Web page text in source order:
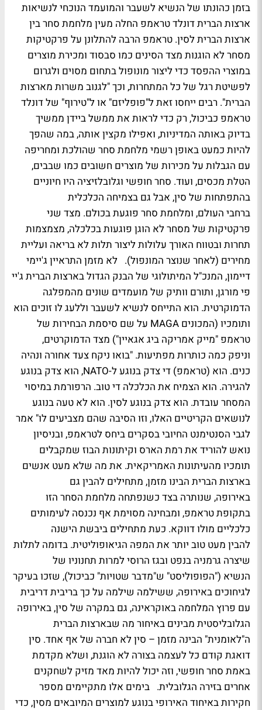
בזמן כהונתו של הנשיא לשעבר והמועמד הנוכחי לנשיאות
ארצות הברית דונלד טראמפ החלה מעין מלחמת סחר בין
ארצות הברית לסין. טראמפ הרבה להתלונן על פרקטיקות
מסחר לא הוגנות מצד הסינים כמו סבסוד ומכירת מוצרים
במוצרי ההפסד כדי ליצור מונופול בתחום מסוים ולגרום
לפשיטת רגל של כל המתחרות, וכך "לגנוב משרות מארצות
הברית". רבים ייחסו זאת ל"פופליזם" או ל"טירוף" של דונלד
טראמפ כביכול, רק כדי לראות את ממשל ביידן ממשיך
בדיוק באותה המדיניות, ואפילו מקצין אותה, במה שהפך
להיות כמעט באופן רשמי מלחמת סחר שהולכת ומחריפה
עם הגבלות על מכירות של מוצרים חשובים כמו שבבים,
הטלת מכסים, ועוד. סחר חופשי וגלובלזיציה היו חיוניים
בהתפתחות של סין, אבל גם בצמיחה הכלכלית
ברחבי העולם, ומלחמת סחר פוגעת בכולם. מצד שני
פרקטיקות של מסחר לא הוגן פוגעות בכלכלה, מצמצמות
תחרות ובטווח האורך עלולות ליצור תלות לא בריאה ועליית
מחירים (לאחר שנוצר המונפול). לא מזמן התראיין ג'יימי
דיימון, המנכ"ל המיתולוגי של הבנק הגדול בארצות הברית ג'יי
פי מורגן, ותורם וותיק של מועמדים שונים מהמפלגה
הדמוקרטית. הוא התייחס לנשיא לשעבר וללעג לו זוכים הוא
ותומכיו (המכונים MAGA על שם סיסמת הבחירות של
טראמפ "מייק אמריקה ביג אגאיין") מצד הדמוקרטים,
וניפק כמה כותרות מפתיעות. "בואו ניקח צעד אחורה ונהיה
כנים. הוא (טראמפ) די צדק בנוגע ל-NATO, הוא צדק בנוגע
להגירה. הוא הצמיח את הכלכלה די טוב. הרפורמת במיסוי
המסחר עובדת. הוא צדק בנוגע לסין. הוא לא טעה בנוגע
לנושאים הקריטיים האלו, וזו הסיבה שהם מצביעים לו" אמר
לגבי הסנטימנט החיובי בסקרים ביחס לטראמפ, ובניסיון
נואש להוריד את רמת הארס וקיתונות הבוז שמקבלים
תומכיו מהעיתונות האמריקאית. את מה שלא מעט אנשים
בארצות הברית הבינו מזמן, מתחילים להבין גם
באירופה, שנותרה בצד כשנפתחה מלחמת הסחר הזו
בתקופת טראמפ, ומבחינה מסוימת אף נכנסה לעימותים
כלכליים מולו דווקא. כעת מתחילים ביבשת הישנה
להבין מעט טוב יותר את המפה הגיאופוליטית. בדומה לתלות
שיצרה גרמניה בנפט ובגז הרוסי למרות תחנוניו של
הנשיא ("הפופוליסט" ש"מדבר שטויות" כביכול), שזכו בעיקר
לגיחוכים באירופה, ששילמה שילמה על כך בריבית דריבית
עם פרוץ המלחמה באוקראינה, גם במקרה של סין, באירופה
הגלובליסטית מבינים באיחור מה שבארצות הברית
ה"לאומנית" הבינה מזמן – סין לא חברה של אף אחד. סין
דואגת קודם כל לעצמה בצורה לא הוגנת, ושלא מקדמת
באמת סחר חופשי, וזה יכול להיות מאד מזיק לשחקנים
אחרים בזירה הגלובלית. בימים אלו מתקיימים מספר
חקירות באיחוד האירופי בנוגע למוצרים המיובאים מסין, כדי